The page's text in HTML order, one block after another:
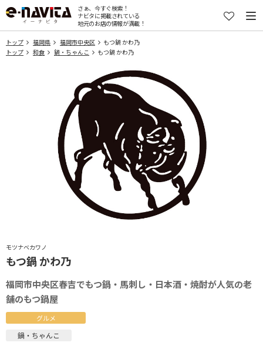
さぁ、今すぐ検索！
ナビタに掲載されている
地元のお店の情報が満載！
トップ 福岡県 福岡市中央区
もつ鍋 かわ乃
トップ
和食 鍋・ちゃんこ もつ鍋 かわ乃
モツナベカワノ
もつ鍋 かわ乃
福岡市中央区春吉でもつ鍋・馬刺し・日本酒・焼酎が人気の老
舗のもつ鍋屋
グルメ
鍋・ちゃんこ